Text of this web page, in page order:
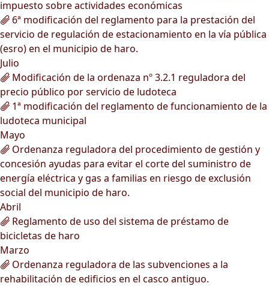
impuesto sobre actividades económicas
6ª modificación del reglamento para la prestación del
servicio de regulación de estacionamiento en la vía pública
(esro) en el municipio de haro.
Julio
Modificación de la ordenaza nº 3.2.1 reguladora del
precio público por servicio de ludoteca
1ª modificación del reglamento de funcionamiento de la
ludoteca municipal
Mayo
Ordenanza reguladora del procedimiento de gestión y
concesión ayudas para evitar el corte del suministro de
energía eléctrica y gas a familias en riesgo de exclusión
social del municipio de haro.
Abril
Reglamento de uso del sistema de préstamo de
bicicletas de haro
Marzo
Ordenanza reguladora de las subvenciones a la
rehabilitación de edificios en el casco antiguo.